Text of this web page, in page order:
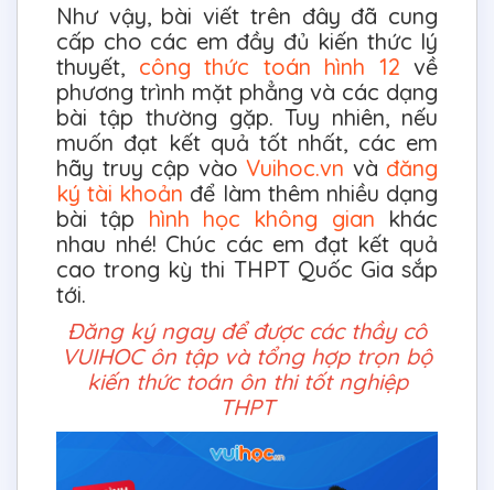
Như vậy, bài viết trên đây đã cung
cấp cho các em đầy đủ kiến thức lý
thuyết, công thức toán hình 12 về
phương trình mặt phẳng và các dạng
bài tập thường gặp. Tuy nhiên, nếu
muốn đạt kết quả tốt nhất, các em
hãy truy cập vào Vuihoc.vn và đăng
ký tài khoản để làm thêm nhiều dạng
bài tập hình học không gian khác
nhau nhé! Chúc các em đạt kết quả
cao trong kỳ thi THPT Quốc Gia sắp
tới.
Đăng ký ngay để được các thầy cô
VUIHOC ôn tập và tổng hợp trọn bộ
kiến thức toán ôn thi tốt nghiệp
THPT